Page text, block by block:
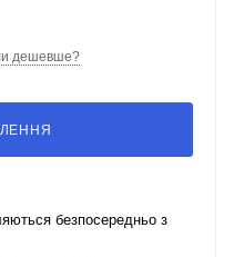
дешевше?
безпосередньо з